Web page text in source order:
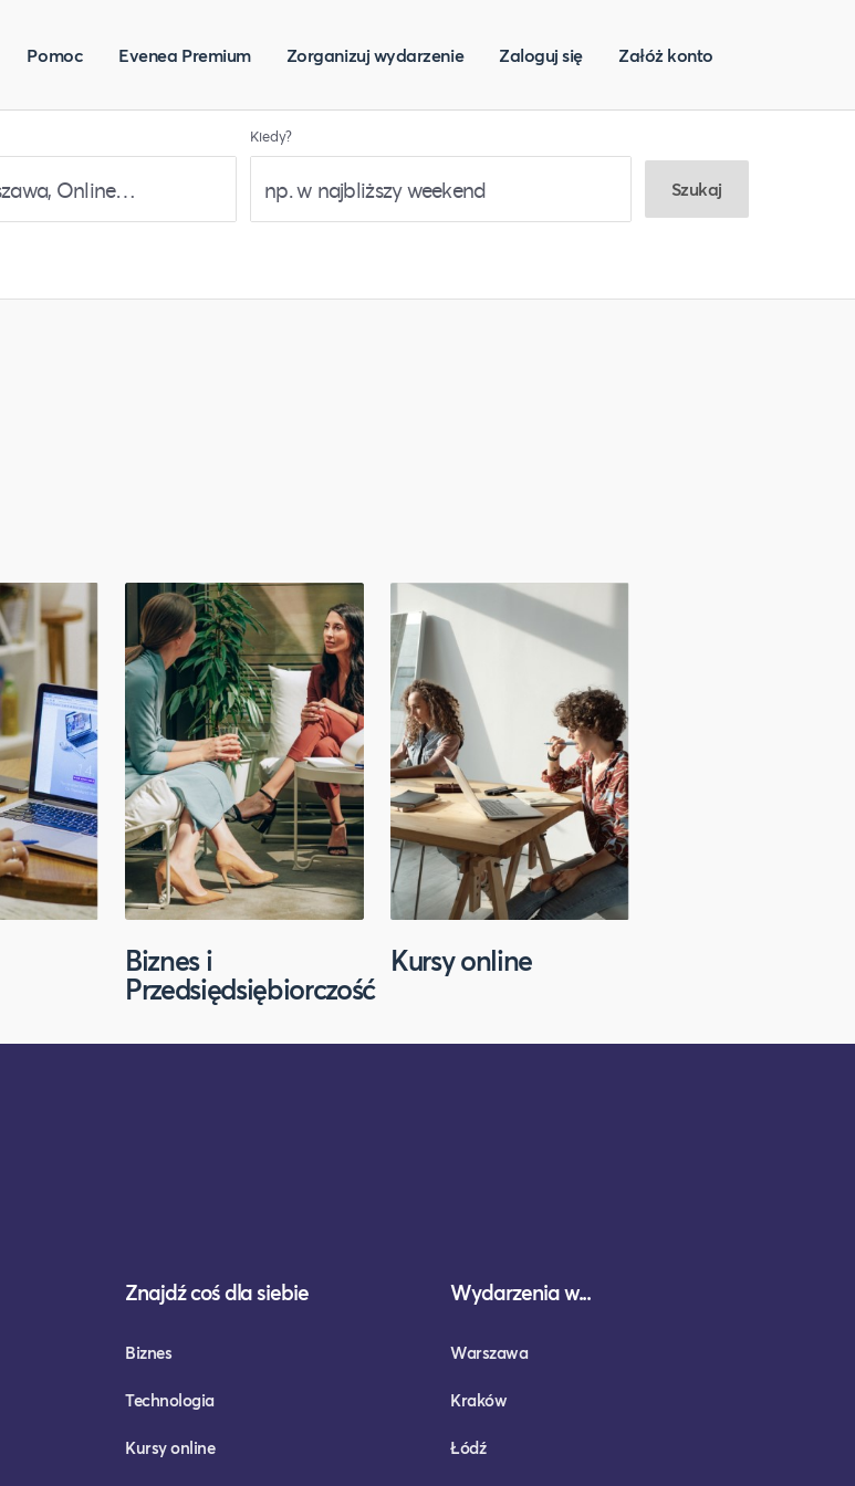
Pomoc Evenea Premium Zorganizuj wydarzenie Zaloguj się Załóż konto
Kiedy?
Szukaj
Biznes i
Przedsiędsiębiorczość
Kursy online
Znajdź coś dla siebie
Biznes
Technologia
Kursy online
Wydarzenia w...
Warszawa
Kraków
Łódź